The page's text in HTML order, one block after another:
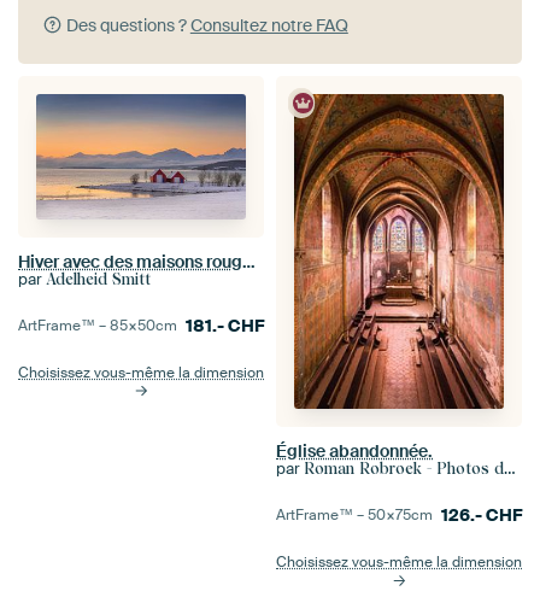
Des questions ?Consultez notre FAQ
Hiver avec des maisons rouges en Norvège
par Adelheid Smitt
ArtFrame™ –85×50cm 181.-CHF
Choisissez vous-même la dimension
Église abandonnée.
par Roman Robroek - Photos de bâtiments abandonnés
ArtFrame™ –50×75cm 126.-CHF
Choisissez vous-même la dimension